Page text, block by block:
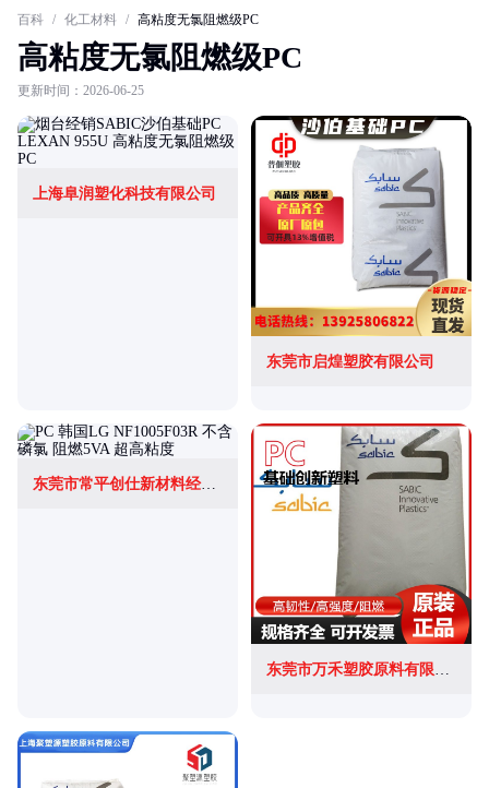
百科 / 化工材料 / 高粘度无氯阻燃级PC
高粘度无氯阻燃级PC
更新时间：2026-06-25
上海阜润塑化科技有限公司
东莞市启煌塑胶有限公司
东莞市常平创仕新材料经营部(个体工商户)
东莞市万禾塑胶原料有限公司